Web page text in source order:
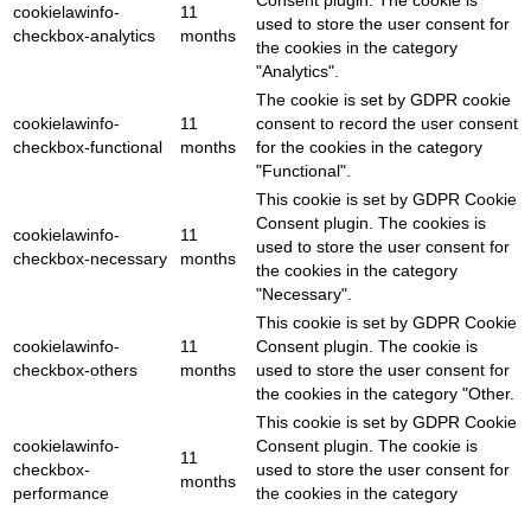
cookielawinfo-
checkbox-analytics
11
months
used to store the user consent for
the cookies in the category
"Analytics".
cookielawinfo-
checkbox-functional
11
months
The cookie is set by GDPR cookie
consent to record the user consent
for the cookies in the category
"Functional".
cookielawinfo-
checkbox-necessary
11
months
This cookie is set by GDPR Cookie
Consent plugin. The cookies is
used to store the user consent for
the cookies in the category
"Necessary".
cookielawinfo-
checkbox-others
11
months
This cookie is set by GDPR Cookie
Consent plugin. The cookie is
used to store the user consent for
the cookies in the category "Other.
cookielawinfo-
checkbox-
performance
11
months
This cookie is set by GDPR Cookie
Consent plugin. The cookie is
used to store the user consent for
the cookies in the category